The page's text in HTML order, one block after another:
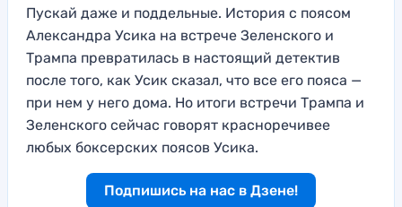
Пускай даже и поддельные. История с поясом
Александра Усика на встрече Зеленского и
Трампа превратилась в настоящий детектив
после того, как Усик сказал, что все его пояса —
при нем у него дома. Но итоги встречи Трампа и
Зеленского сейчас говорят красноречивее
любых боксерских поясов Усика.
Подпишись на нас в Дзене!